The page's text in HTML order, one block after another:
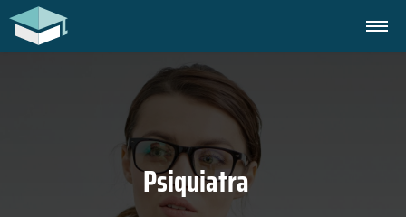
Psiquiatra